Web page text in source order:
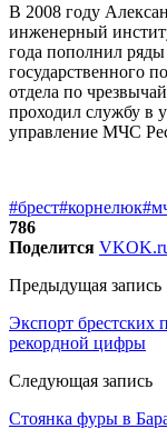
В 2008 году
инженерный
года пополнил ряды
государственного
отдела по
проходил службу в
управление МЧС
#брест#корнелюк
786
Поделится VK
Предыдущая запись
Экспорт брестских
рекордной цифры
Следующая запись
Стоянка фуры в